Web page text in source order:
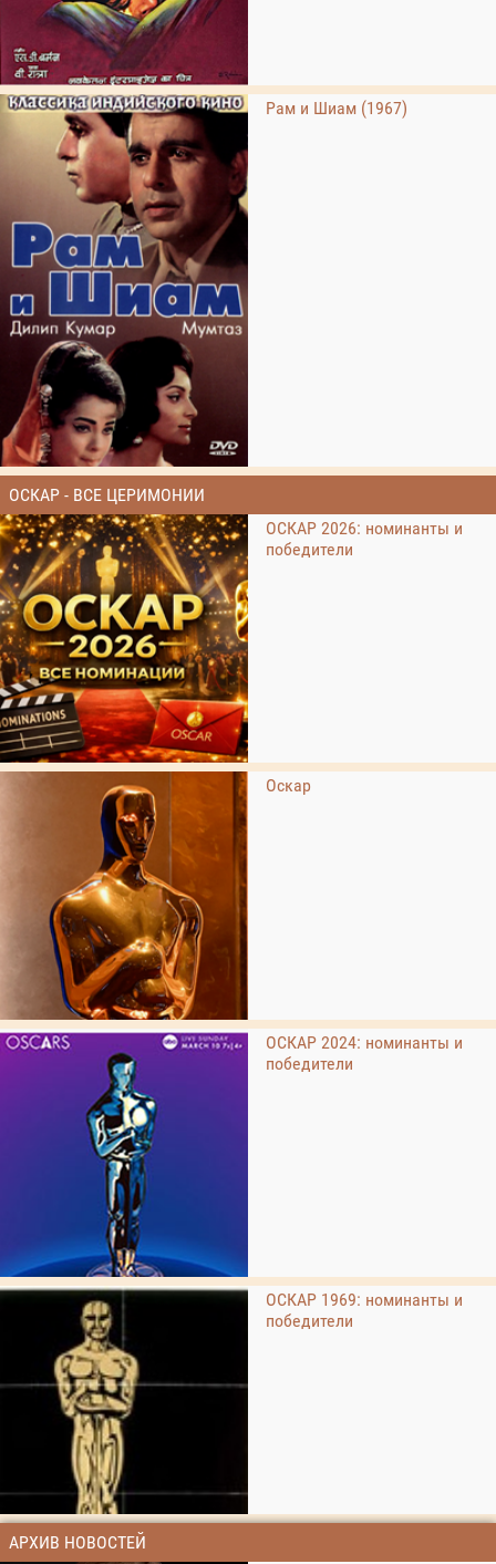
Рам и Шиам (1967)
ОСКАР - ВСЕ ЦЕРИМОНИИ
ОСКАР 2026: номинанты и
победители
Оскар
ОСКАР 2024: номинанты и
победители
ОСКАР 1969: номинанты и
победители
АРХИВ НОВОСТЕЙ